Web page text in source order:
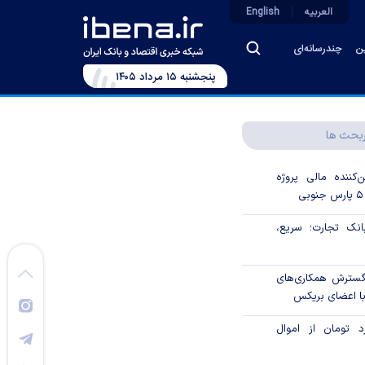
چندرسانه‌ای
العربیه English
پنجشنبه ۱۵ مرداد ۱۴۰۵
ها
مالی پروژه
تجارت؛ سریع،
گسترش همکاری‌های
اعضای بریکس
میلیارد تومان از اموال